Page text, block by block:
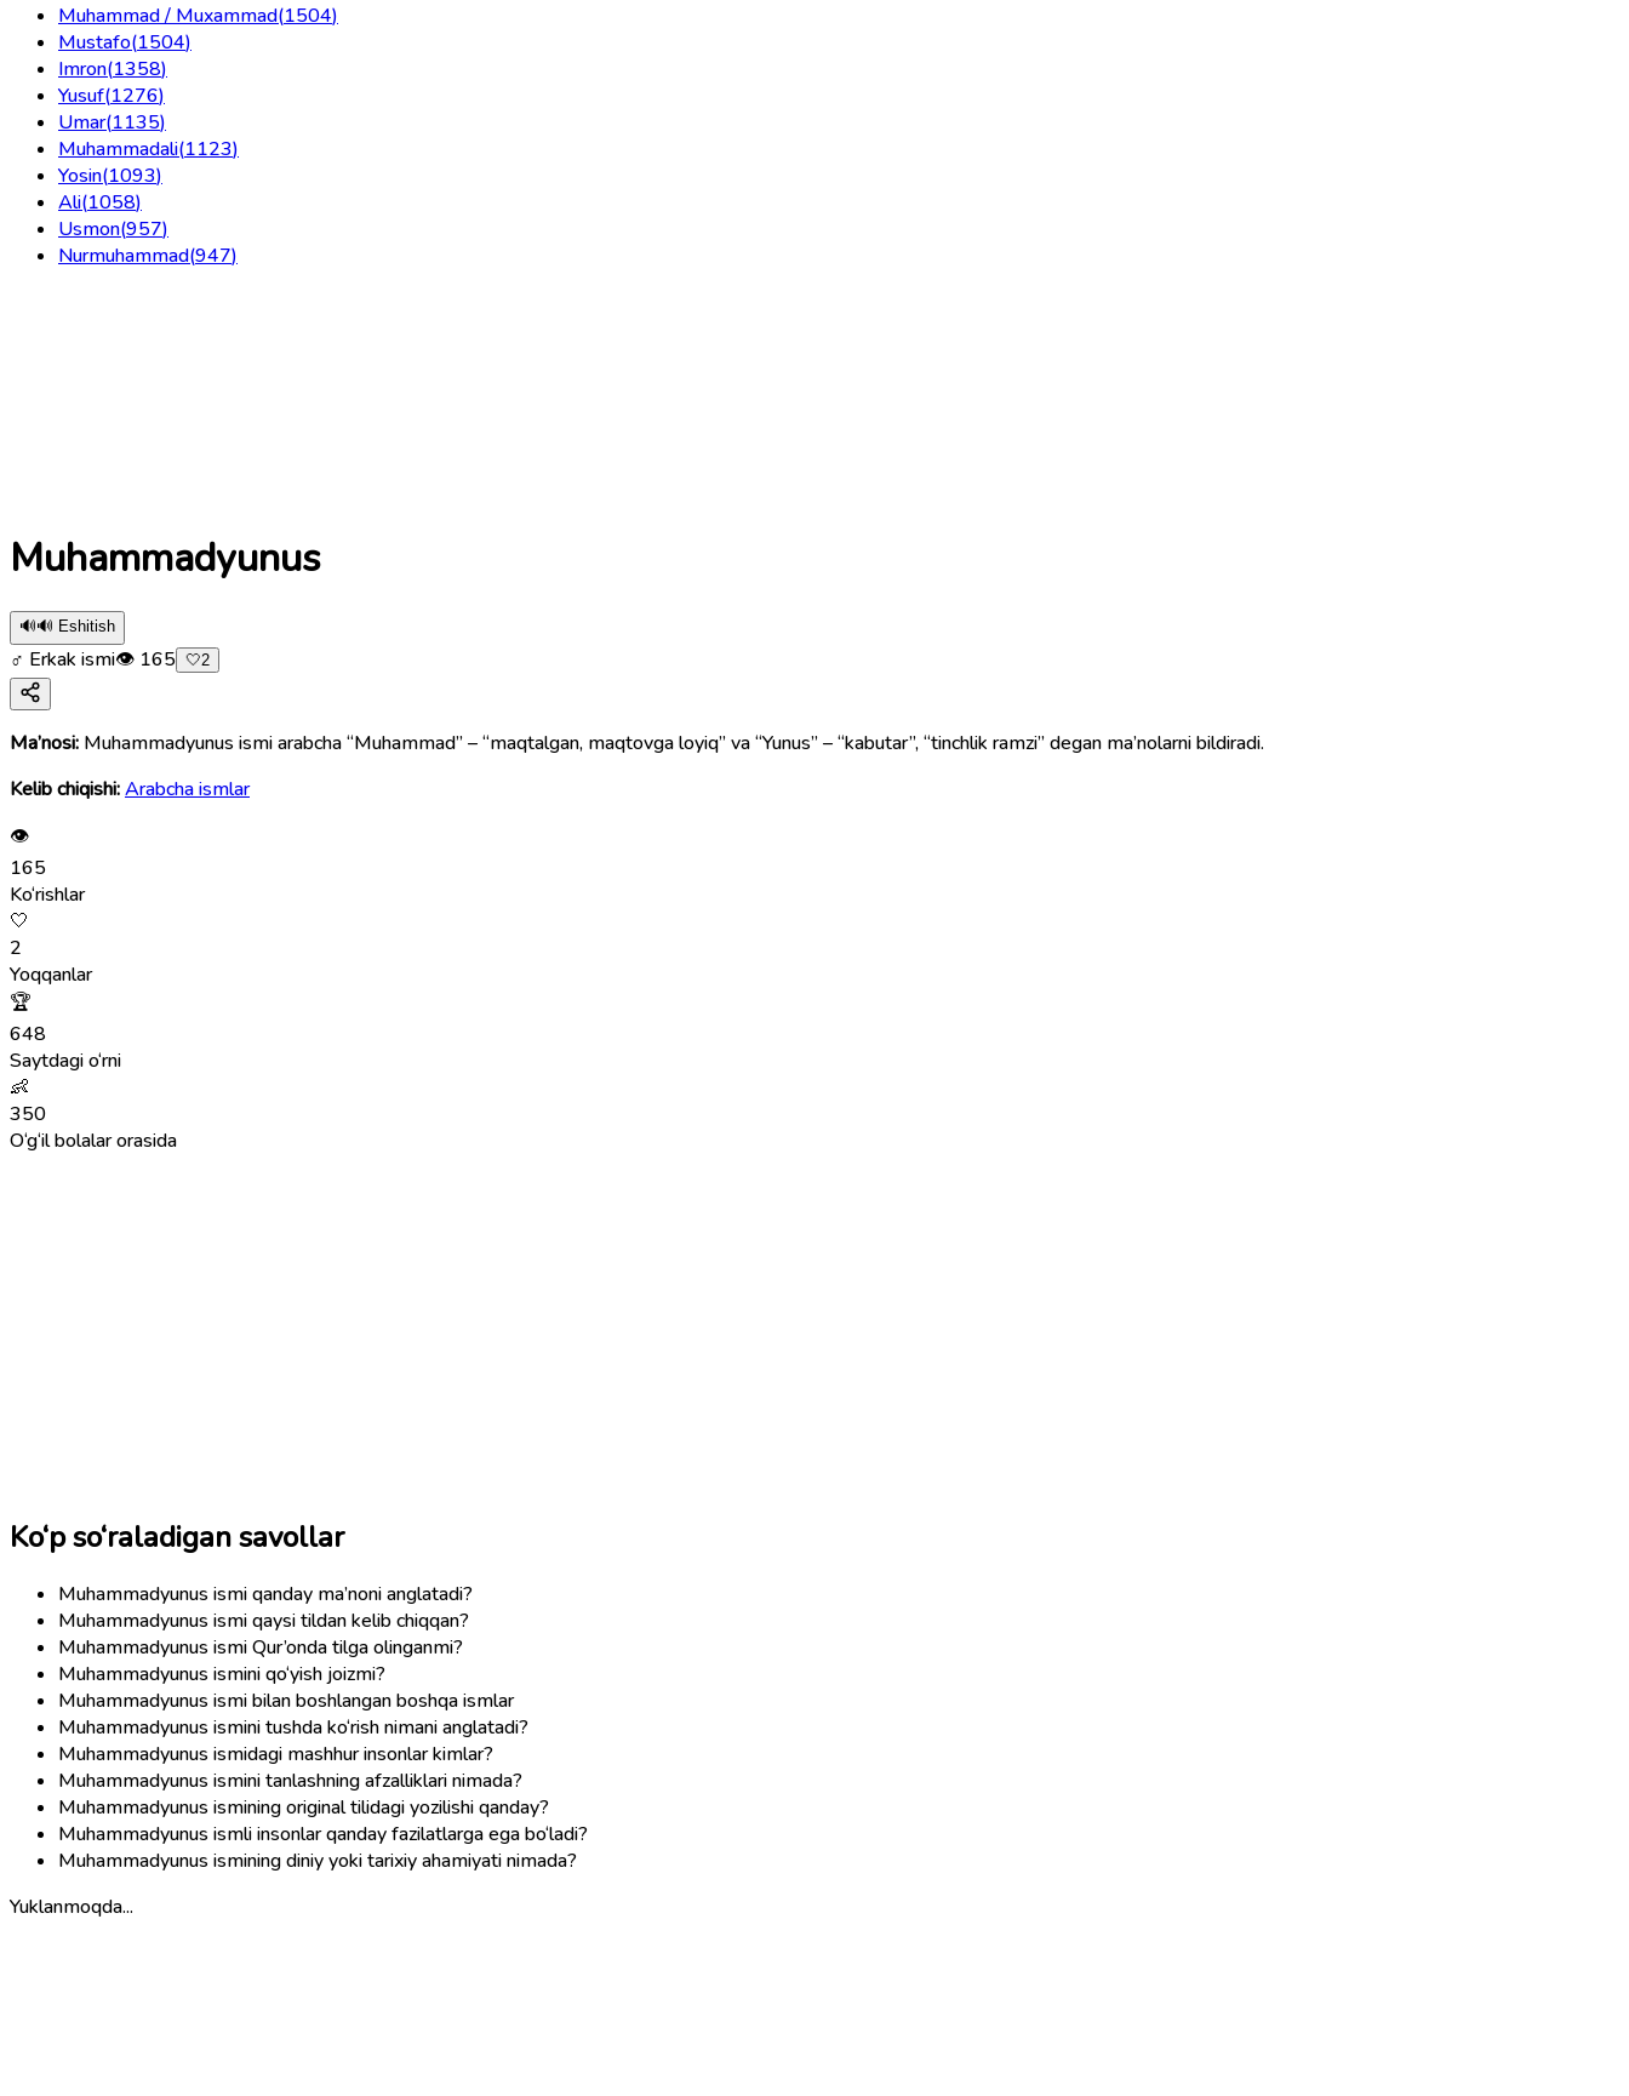
Muhammad / Muxammad(1504)
Mustafo(1504)
Imron(1358)
Yusuf(1276)
Umar(1135)
Muhammadali(1123)
Yosin(1093)
Ali(1058)
Usmon(957)
Nurmuhammad(947)
Muhammadyunus
🔊🔊 Eshitish
♂ Erkak ismi👁 165 🤍2
Ma’nosi: Muhammadyunus ismi arabcha “Muhammad” – “maqtalgan, maqtovga loyiq” va “Yunus” – “kabutar”, “tinchlik ramzi” degan ma’nolarni bildiradi.
Kelib chiqishi:Arabcha ismlar
👁
165
Ko‘rishlar
🤍
2
Yoqqanlar
🏆
648
Saytdagi o‘rni
👶
350
O‘g‘il bolalar orasida
Ko‘p so‘raladigan savollar
Muhammadyunus ismi qanday ma’noni anglatadi?
Muhammadyunus ismi qaysi tildan kelib chiqqan?
Muhammadyunus ismi Qur’onda tilga olinganmi?
Muhammadyunus ismini qo‘yish joizmi?
Muhammadyunus ismi bilan boshlangan boshqa ismlar
Muhammadyunus ismini tushda ko‘rish nimani anglatadi?
Muhammadyunus ismidagi mashhur insonlar kimlar?
Muhammadyunus ismini tanlashning afzalliklari nimada?
Muhammadyunus ismining original tilidagi yozilishi qanday?
Muhammadyunus ismli insonlar qanday fazilatlarga ega bo‘ladi?
Muhammadyunus ismining diniy yoki tarixiy ahamiyati nimada?
Yuklanmoqda...